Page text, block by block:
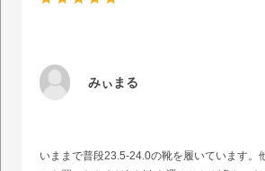
みぃまる
いままで普段23.5-24.0の靴を履いています。